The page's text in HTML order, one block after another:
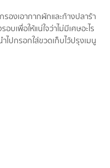
องเอากากผักและก้างปลาร้า
เพื่อให้แน่ใจว่าไม่มีเศษอะไร
ปกรอกใส่ขวดเก็บไว้ปรุงเมนู